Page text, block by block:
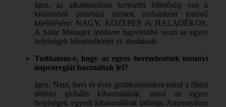
Igen, az alkalmazáson keresztül lehetőség van a
különböző prioritási szintek szobánként történő
kijelölésére: NAGY, KÖZEPES és HALADÉKOS.
A Solar Manager rendszer figyelembe veszi az egyes
helyiségek hőmérsékletét és utasításait.
Tudhatom-e, hogy az egyes berendezések mennyi
napenergiát használtak fel?
Igen. Napi, havi és éves grafikonjainkon mind a fűtési
többlet globális kihasználását, mind az egyes
helyiségek egyedi kihasználását láthatja. Amennyiben